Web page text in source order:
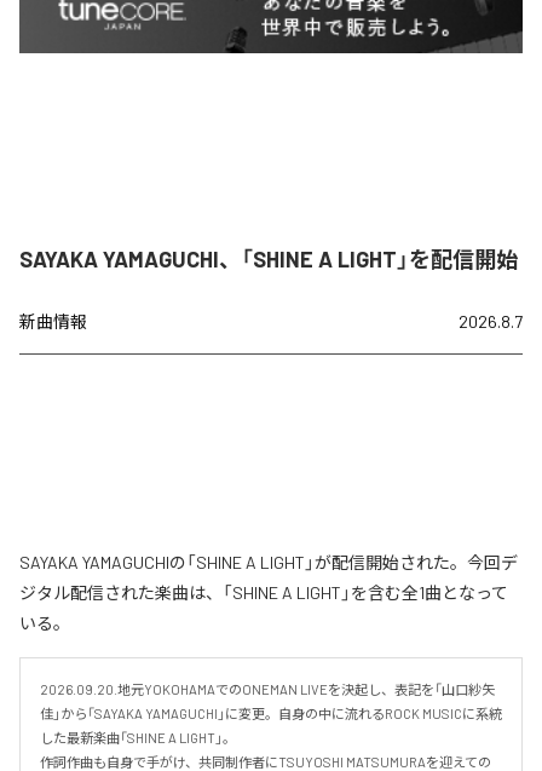
SAYAKA YAMAGUCHI、「SHINE A LIGHT」を配信開始
新曲情報 2026.8.7
SAYAKA YAMAGUCHIの「SHINE A LIGHT」が配信開始された。今回デ
ジタル配信された楽曲は、「SHINE A LIGHT」を含む全1曲となって
いる。
2026.09.20.地元YOKOHAMAでのONEMAN LIVEを決起し、表記を「山口紗矢
佳」から「SAYAKA YAMAGUCHI」に変更。自身の中に流れるROCK MUSICに系統
した最新楽曲「SHINE A LIGHT」。
作詞作曲も自身で手がけ、共同制作者にTSUYOSHI MATSUMURAを迎えての